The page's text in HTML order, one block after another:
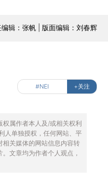
辑：张帆 | 版面编辑：刘春辉
#NEI +关注
属作者本人及/或相关权利
人单独授权，任何网站、平
关媒体的网站信息内容转
文章均为作者个人观点，